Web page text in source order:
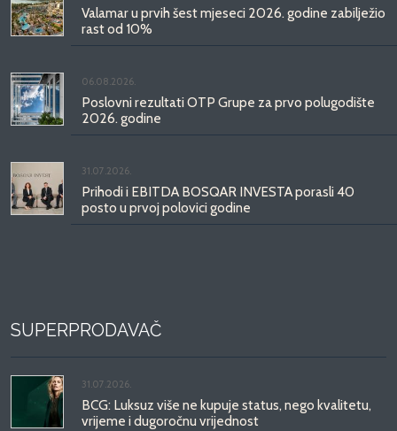
Valamar u prvih šest mjeseci 2026. godine zabilježio
rast od 10%
06.08.2026.
Poslovni rezultati OTP Grupe za prvo polugodište
2026. godine
31.07.2026.
Prihodi i EBITDA BOSQAR INVESTA porasli 40
posto u prvoj polovici godine
SUPERPRODAVAČ
31.07.2026.
BCG: Luksuz više ne kupuje status, nego kvalitetu,
vrijeme i dugoročnu vrijednost